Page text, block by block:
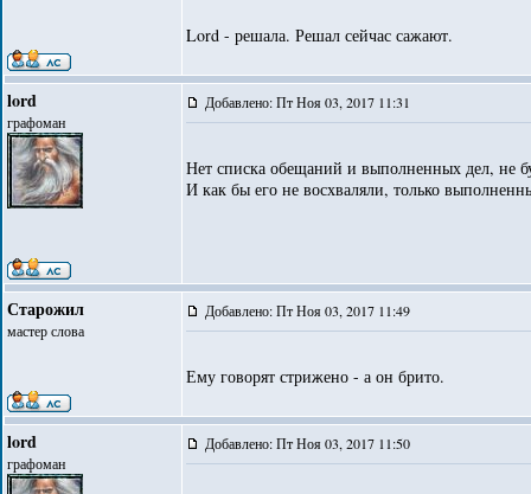
Lord - решала. Решал сейчас сажают.
lord
графоман
Добавлено: Пт Ноя 03, 2017 11:31
Нет списка обещаний и выполненных дел, не
И как бы его не восхваляли, только
Старожил
мастер слова
Добавлено: Пт Ноя 03, 2017 11:49
Ему говорят стрижено - а он брито.
lord
графоман
Добавлено: Пт Ноя 03, 2017 11:50